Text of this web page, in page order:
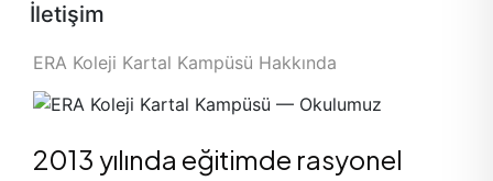
İletişim
ERA Koleji Kartal Kampüsü Hakkında
2013 yılında eğitimde rasyonel
2013 yılında eğitimde rasyonel